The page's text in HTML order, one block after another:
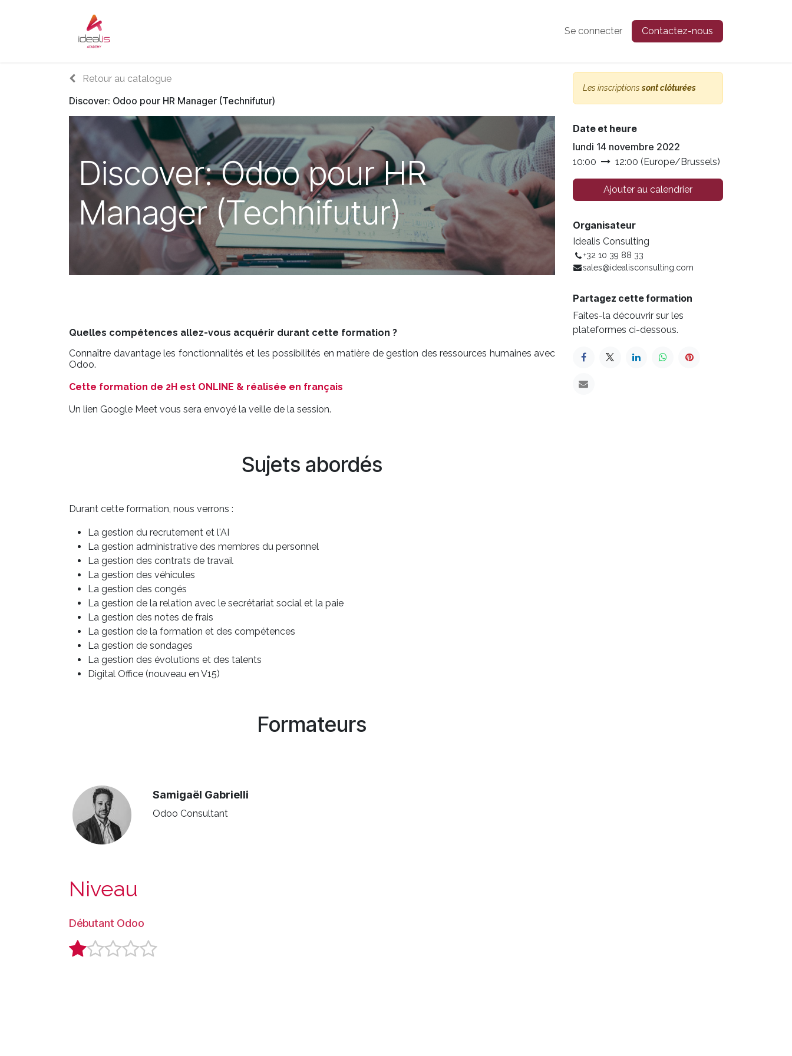
Se connecter Contactez-nous
Retour au catalogue
Discover: Odoo pour HR Manager (Technifutur)
Discover: Odoo pour HR
Manager (Technifutur)
Quelles compétences allez-vous acquérir durant cette formation ?
Connaître davantage les fonctionnalités et les possibilités en matière de gestion des ressources humaines avec
Odoo.
Cette formation de 2H est ONLINE & réalisée en français
Un lien Google Meet vous sera envoyé la veille de la session.
Sujets abordés
Durant cette formation, nous verrons :
La gestion du recrutement et l'AI
La gestion administrative des membres du personnel
La gestion des contrats de travail
La gestion des véhicules
La gestion des congés
La gestion de la relation avec le secrétariat social et la paie
La gestion des notes de frais
La gestion de la formation et des compétences
La gestion de sondages
La gestion des évolutions et des talents
Digital Office (nouveau en V15)
Formateurs
Samigaël Gabrielli
Odoo Consultant
Niveau
Débutant Odoo
Les inscriptionssont clôturées
Date et heure
lundi 14 novembre 2022
10:00 12:00 (Europe/Brussels)
Ajouter au calendrier
Organisateur
Idealis Consulting
+32 10 39 88 33
sales@idealisconsulting.com
Partagez cette formation
Faites-la découvrir sur les
plateformes ci-dessous.